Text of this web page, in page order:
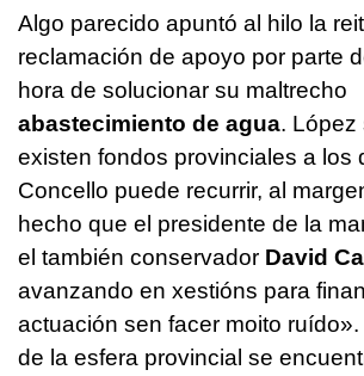
Algo parecido apuntó al hilo la
reclamación de apoyo por parte
hora de solucionar su maltrecho
abastecimiento de agua. López
existen fondos provinciales a los
Concello puede recurrir, al
hecho que el presidente de la
el también conservador David
avanzando en xestións para
actuación sen facer moito ruído».
de la esfera provincial se